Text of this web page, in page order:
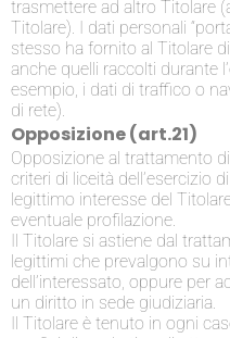
trasmettere ad altro Titolare
Titolare). I dati personali
stesso ha fornito al Titolare
anche quelli raccolti durante
esempio, i dati di traffico o
di rete).
Opposizione (art.21)
Opposizione al trattamento
criteri di liceità dell’esercizio
legittimo interesse del
eventuale profilazione.
Il Titolare si astiene dal
legittimi che prevalgono su
dell’interessato, oppure per
un diritto in sede giudiziaria.
Il Titolare è tenuto in ogni